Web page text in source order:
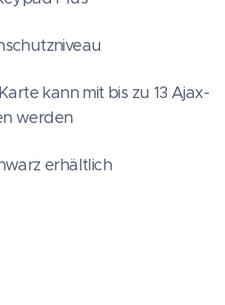
kann mit bis zu 13 Ajax-
werden
erhältlich